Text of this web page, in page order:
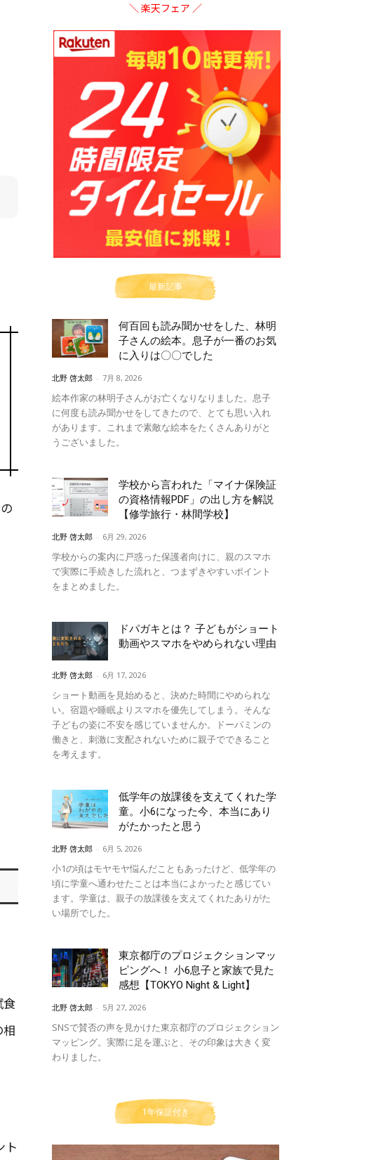
食
ト
＼ 楽天フェア ／
最新記事
何百回も読み聞かせをした、林明
子さんの絵本。息子が一番のお気
に入りは〇〇でした
北野 啓太郎 - 7月 8, 2026
絵本作家の林明子さんがお亡くなりなりました。息子
に何度も読み聞かせをしてきたので、とても思い入れ
があります。これまで素敵な絵本をたくさんありがと
うございました。
学校から言われた「マイナ保険証
の資格情報PDF」の出し方を解説
【修学旅行・林間学校】
北野 啓太郎 - 6月 29, 2026
学校からの案内に戸惑った保護者向けに、親のスマホ
で実際に手続きした流れと、つまずきやすいポイント
をまとめました。
ドパガキとは？ 子どもがショート
動画やスマホをやめられない理由
北野 啓太郎 - 6月 17, 2026
ショート動画を見始めると、決めた時間にやめられな
い。宿題や睡眠よりスマホを優先してしまう。そんな
子どもの姿に不安を感じていませんか。ドーパミンの
働きと、刺激に支配されないために親子でできること
を考えます。
低学年の放課後を支えてくれた学
童。小6になった今、本当にあり
がたかったと思う
北野 啓太郎 - 6月 5, 2026
小1の頃はモヤモヤ悩んだこともあったけど、低学年の
頃に学童へ通わせたことは本当によかったと感じてい
ます。学童は、親子の放課後を支えてくれたありがた
い場所でした。
東京都庁のプロジェクションマッ
ピングへ！ 小6息子と家族で見た
感想【TOKYO Night & Light】
北野 啓太郎 - 5月 27, 2026
SNSで賛否の声を見かけた東京都庁のプロジェクション
マッピング。実際に足を運ぶと、その印象は大きく変
わりました。
1年保証付き